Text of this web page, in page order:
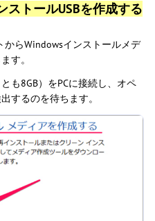
トールUSBを作成する
からWindowsインストールメデ
す。
も8GB）をPCに接続し、オペ
するのを待ちます。